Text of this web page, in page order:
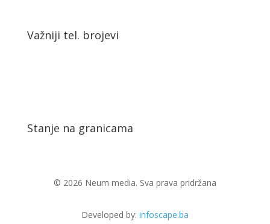
Važniji tel. brojevi
Stanje na granicama
© 2026 Neum media. Sva prava pridržana
Developed by: infoscape.ba